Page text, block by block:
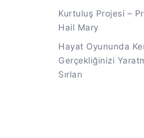
Kurtuluş Projesi –
Hail Mary
Hayat Oyununda
Gerçekliğinizi
Sırları